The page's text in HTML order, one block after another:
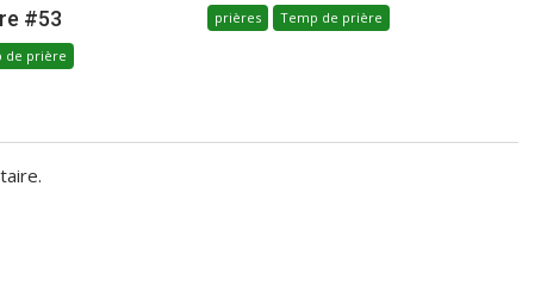
#53
de prière
prières Temp de prière